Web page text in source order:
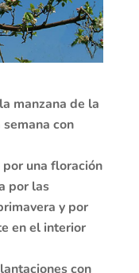
manzana de la
con
una floración
por las
y por
en el interior
con